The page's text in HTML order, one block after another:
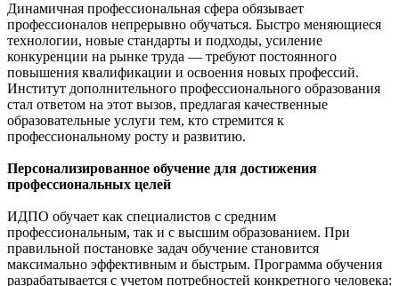
Динамичная профессиональная сфера обязывает
профессионалов непрерывно обучаться. Быстро меняющиеся
технологии, новые стандарты и подходы, усиление
конкуренции на рынке труда — требуют постоянного
повышения квалификации и освоения новых профессий.
Институт дополнительного профессионального образования
стал ответом на этот вызов, предлагая качественные
образовательные услуги тем, кто стремится к
профессиональному росту и развитию.
Персонализированное обучение для достижения
профессиональных целей
ИДПО обучает как специалистов с средним
профессиональным, так и с высшим образованием. При
правильной постановке задач обучение становится
максимально эффективным и быстрым. Программа обучения
разрабатывается с учетом потребностей конкретного человека: